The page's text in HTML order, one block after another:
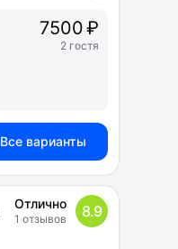
7500 ₽
2 гостя
Все варианты
Отлично
1 отзывов 8.9